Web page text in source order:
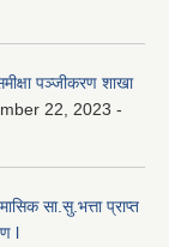
पञ्जीकरण शाखा
22, 2023 -
सा.सु.भ‍त्ता प्राप्त
l